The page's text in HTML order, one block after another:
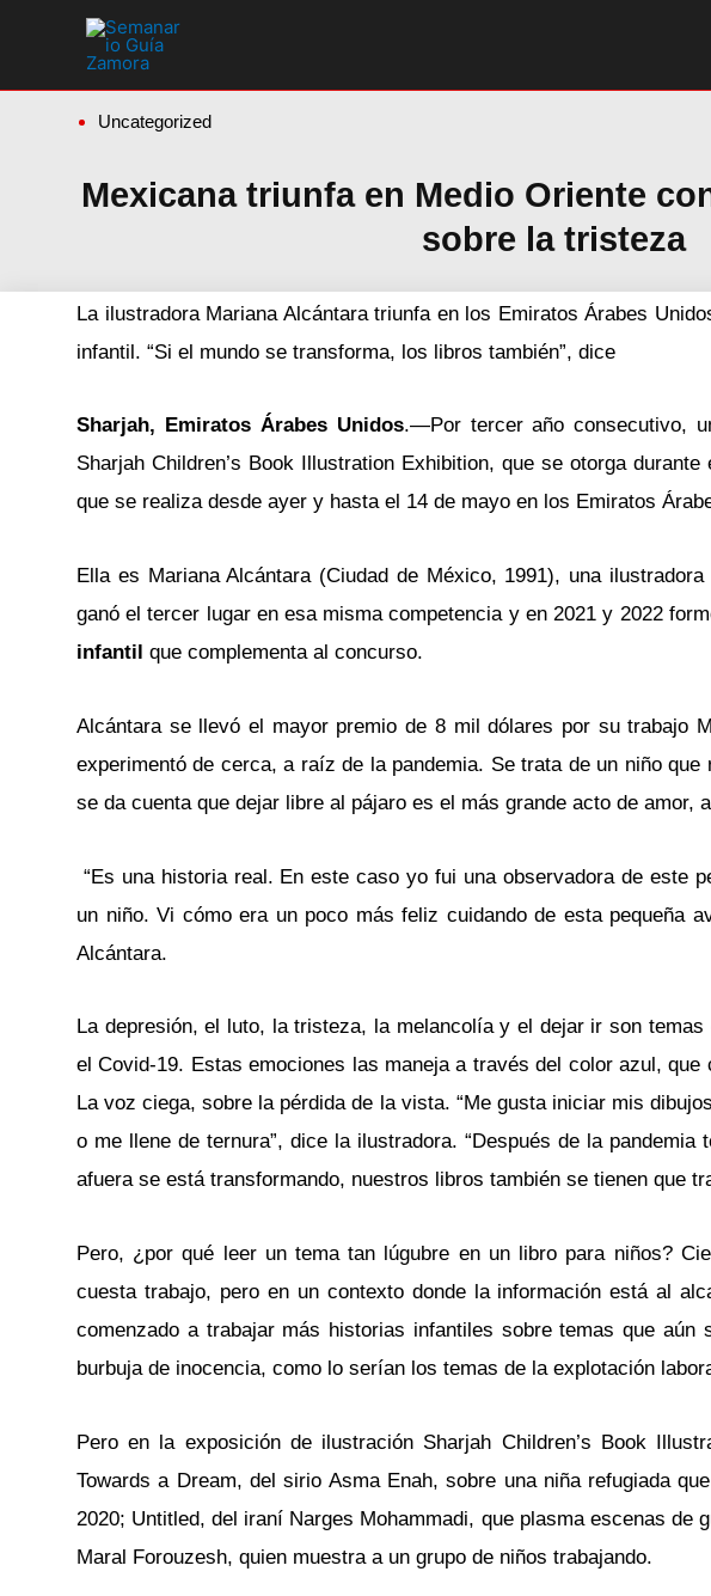
Uncategorized
Mexicana triunfa en Medio Oriente
sobre la tristeza
La ilustradora Mariana Alcántara triunfa en los Emiratos Árabes
infantil. “Si el mundo se transforma, los libros también”, dice
Sharjah, Emiratos Árabes Unidos.—Por tercer año consecutivo,
Sharjah Children’s Book Illustration Exhibition, que se otorga durante
que se realiza desde ayer y hasta el 14 de mayo en los Emiratos
Ella es Mariana Alcántara (Ciudad de México, 1991), una
ganó el tercer lugar en esa misma competencia y en 2021 y 2022
infantil que complementa al concurso.
Alcántara se llevó el mayor premio de 8 mil dólares por su trabajo
experimentó de cerca, a raíz de la pandemia. Se trata de un niño
se da cuenta que dejar libre al pájaro es el más grande acto de amor,
“Es una historia real. En este caso yo fui una observadora de este
un niño. Vi cómo era un poco más feliz cuidando de esta pequeña
Alcántara.
La depresión, el luto, la tristeza, la melancolía y el dejar ir son
el Covid-19. Estas emociones las maneja a través del color azul,
La voz ciega, sobre la pérdida de la vista. “Me gusta iniciar mis
o me llene de ternura”, dice la ilustradora. “Después de la
afuera se está transformando, nuestros libros también se tienen que
Pero, ¿por qué leer un tema tan lúgubre en un libro para niños?
cuesta trabajo, pero en un contexto donde la información está al
comenzado a trabajar más historias infantiles sobre temas que
burbuja de inocencia, como lo serían los temas de la explotación
Pero en la exposición de ilustración Sharjah Children’s Book
Towards a Dream, del sirio Asma Enah, sobre una niña refugiada
2020; Untitled, del iraní Narges Mohammadi, que plasma escenas
Maral Forouzesh, quien muestra a un grupo de niños trabajando.